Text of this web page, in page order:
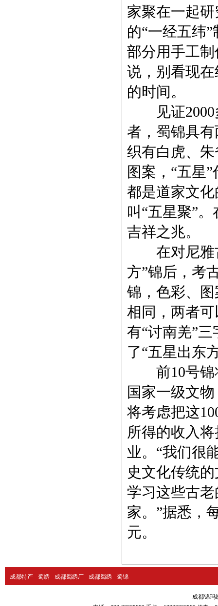
家聚在一起
的“一经五纬
部分用手工制
说，别看现
的时间。
见证2000
者，蜀锦具
织有白虎、
图案，“五星
都是道家文
叫“五星聚”
吉祥之兆。
在对尼雅古
方”锦后，考
锦， 色彩、
相同，两者
有“讨南羌”
了“五星出东
前10号锦
国家一级文
将考虑把这
所得的收入
业。“我们很
史文化传统
学习这些古
家。”据悉，
元。
成都特产 蜀绣 成都蜀绣厂 成都蜀绣 蜀锦
成都锦玛